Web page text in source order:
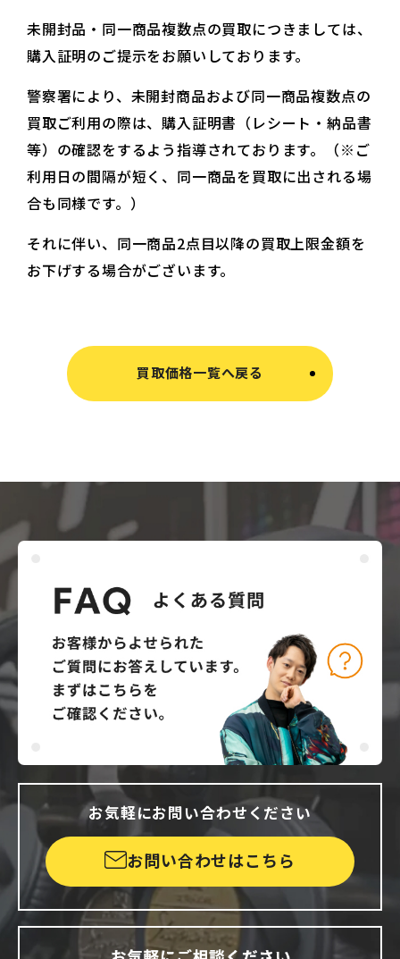
未開封品・同一商品複数点の買取につきましては、
購入証明のご提示をお願いしております。
警察署により、未開封商品および同一商品複数点の
買取ご利用の際は、購入証明書（レシート・納品書
等）の確認をするよう指導されております。（※ご
利用日の間隔が短く、同一商品を買取に出される場
合も同様です。）
それに伴い、同一商品2点目以降の買取上限金額を
お下げする場合がございます。
買取価格一覧へ戻る
お気軽にお問い合わせください
お問い合わせはこちら